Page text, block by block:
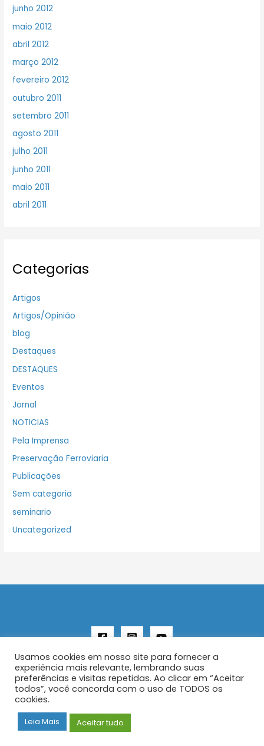
junho 2012
maio 2012
abril 2012
março 2012
fevereiro 2012
outubro 2011
setembro 2011
agosto 2011
julho 2011
junho 2011
maio 2011
abril 2011
Categorias
Artigos
Artigos/Opinião
blog
Destaques
DESTAQUES
Eventos
Jornal
NOTICIAS
Pela Imprensa
Preservação Ferroviaria
Publicações
Sem categoria
seminario
Uncategorized
Copyright © 2026 AENFER
Construído por IurySan
Usamos cookies em nosso site para fornecer a
experiência mais relevante, lembrando suas
preferências e visitas repetidas. Ao clicar em “Aceitar
todos”, você concorda com o uso de TODOS os
cookies.
Leia Mais Aceitar tudo